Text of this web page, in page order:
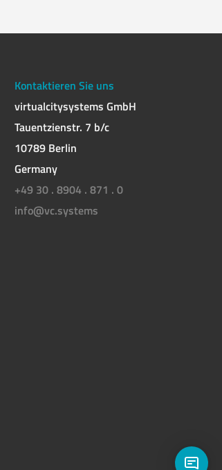
Kontaktieren Sie uns
virtualcitysystems GmbH
Tauentzienstr. 7 b/c
10789 Berlin
Germany
+49 30 . 8904 . 871 . 0
info@vc.systems